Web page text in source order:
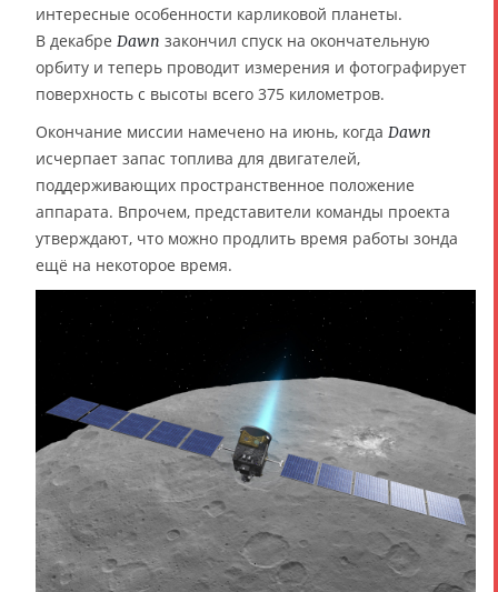
интересные особенности карликовой планеты.
В декабре Dawn закончил спуск на окончательную
орбиту и теперь проводит измерения и фотографирует
поверхность с высоты всего 375 километров.
Окончание миссии намечено на июнь, когда Dawn
исчерпает запас топлива для двигателей,
поддерживающих пространственное положение
аппарата. Впрочем, представители команды проекта
утверждают, что можно продлить время работы зонда
ещё на некоторое время.